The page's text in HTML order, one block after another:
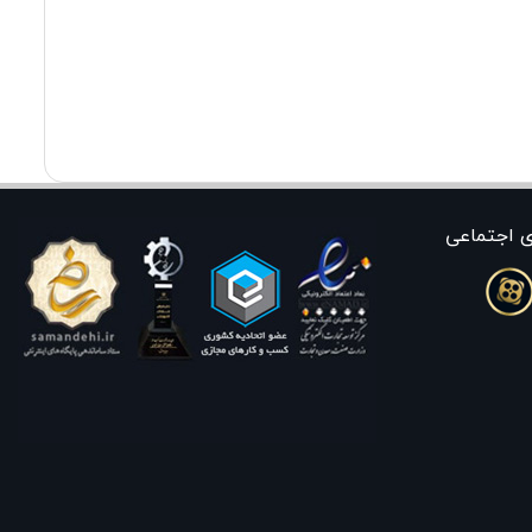
Apple Magic Keyboard Numeric
Touch ID MXK73
اجتماعی